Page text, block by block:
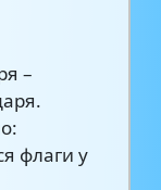
–
флаги у